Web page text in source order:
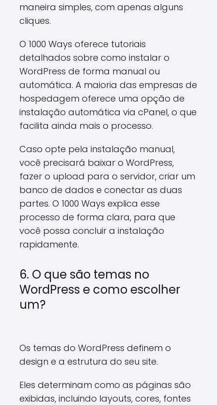
maneira simples, com apenas alguns
cliques.
O 1000 Ways oferece tutoriais
detalhados sobre como instalar o
WordPress de forma manual ou
automática. A maioria das empresas de
hospedagem oferece uma opção de
instalação automática via cPanel, o que
facilita ainda mais o processo.
Caso opte pela instalação manual,
você precisará baixar o WordPress,
fazer o upload para o servidor, criar um
banco de dados e conectar as duas
partes. O 1000 Ways explica esse
processo de forma clara, para que
você possa concluir a instalação
rapidamente.
6. O que são temas no
WordPress e como escolher
um?
Os temas do WordPress definem o
design e a estrutura do seu site.
Eles determinam como as páginas são
exibidas, incluindo layouts, cores, fontes